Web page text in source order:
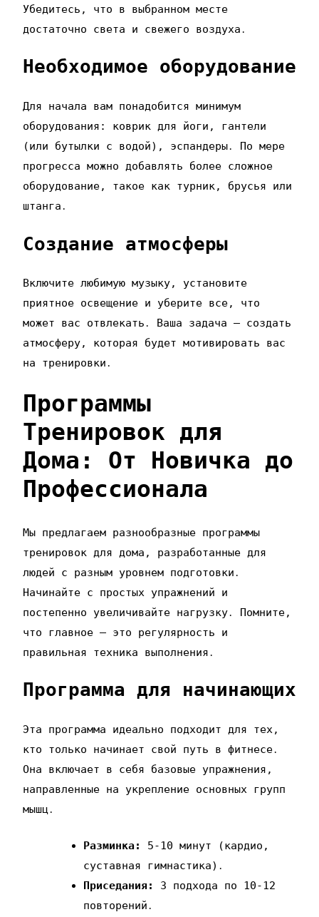
Убедитесь‚ что в выбранном месте
достаточно света и свежего воздуха․
Необходимое оборудование
Для начала вам понадобится минимум
оборудования: коврик для йоги‚ гантели
(или бутылки с водой)‚ эспандеры․ По мере
прогресса можно добавлять более сложное
оборудование‚ такое как турник‚ брусья или
штанга․
Создание атмосферы
Включите любимую музыку‚ установите
приятное освещение и уберите все‚ что
может вас отвлекать․ Ваша задача – создать
атмосферу‚ которая будет мотивировать вас
на тренировки․
Программы
Тренировок для
Дома: От Новичка до
Профессионала
Мы предлагаем разнообразные программы
тренировок для дома‚ разработанные для
людей с разным уровнем подготовки․
Начинайте с простых упражнений и
постепенно увеличивайте нагрузку․ Помните‚
что главное – это регулярность и
правильная техника выполнения․
Программа для начинающих
Эта программа идеально подходит для тех‚
кто только начинает свой путь в фитнесе․
Она включает в себя базовые упражнения‚
направленные на укрепление основных групп
мышц․
Разминка:
5-10 минут (кардио‚
суставная гимнастика)․
Приседания:
3 подхода по 10-12
повторений․